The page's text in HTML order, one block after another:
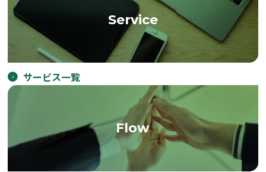
Service
サービス一覧
Flow